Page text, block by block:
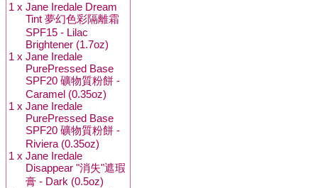
1 x Jane Iredale Dream
Tint 夢幻色彩隔離霜
SPF15 - Lilac
Brightener (1.7oz)
1 x Jane Iredale
PurePressed Base
SPF20 礦物質粉餅 -
Caramel (0.35oz)
1 x Jane Iredale
PurePressed Base
SPF20 礦物質粉餅 -
Riviera (0.35oz)
1 x Jane Iredale
Disappear "消失"遮瑕
膏 - Dark (0.5oz)